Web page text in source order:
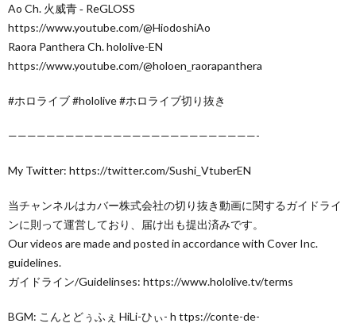
Ao Ch. 火威青 ‐ ReGLOSS
https://www.youtube.com/@HiodoshiAo
Raora Panthera Ch. hololive-EN
https://www.youtube.com/@holoen_raorapanthera
#ホロライブ #hololive #ホロライブ切り抜き
——————————————————————————-
My Twitter: https://twitter.com/Sushi_VtuberEN
当チャンネルはカバー株式会社の切り抜き動画に関するガイドライ
ンに則って運営しており、届け出も提出済みです。
Our videos are made and posted in accordance with Cover Inc.
guidelines.
ガイドライン/Guidelinses: https://www.hololive.tv/terms
BGM: こんとどぅふぇ HiLi-ひぃ- h ttps://conte-de-